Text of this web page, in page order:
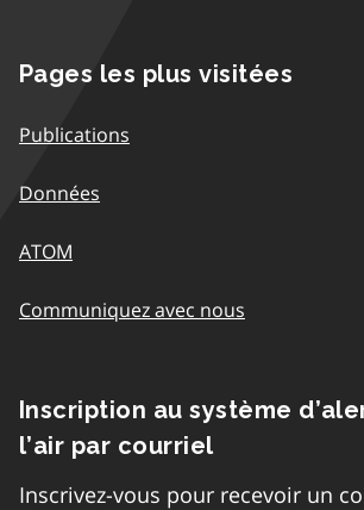
Pages les plus visitées
Publications
Données
ATOM
Communiquez avec nous
Inscription au système
l’air par courriel
Inscrivez-vous pour recevoir un